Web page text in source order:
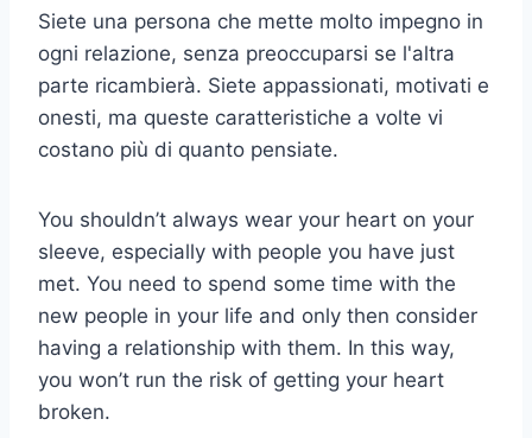
Siete una persona che mette molto impegno in
ogni relazione, senza preoccuparsi se l'altra
parte ricambierà. Siete appassionati, motivati e
onesti, ma queste caratteristiche a volte vi
costano più di quanto pensiate.
You shouldn’t always wear your heart on your
sleeve, especially with people you have just
met. You need to spend some time with the
new people in your life and only then consider
having a relationship with them. In this way,
you won’t run the risk of getting your heart
broken.